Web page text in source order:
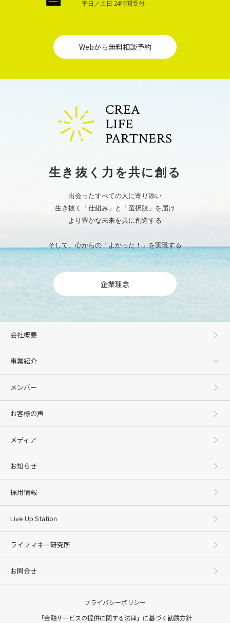
平日／土日 24時間受付
Webから無料相談予約
生き抜く力を共に創る
出会ったすべての人に寄り添い
生き抜く「仕組み」と「選択肢」を届け
より豊かな未来を共に創造する
そして、心からの「よかった！」を実現する
企業理念
会社概要
事業紹介
メンバー
お客様の声
メディア
お知らせ
採用情報
Live Up Station
ライフマネー研究所
お問合せ
プライバシーポリシー
「金融サービスの提供に関する法律」に基づく勧誘方針